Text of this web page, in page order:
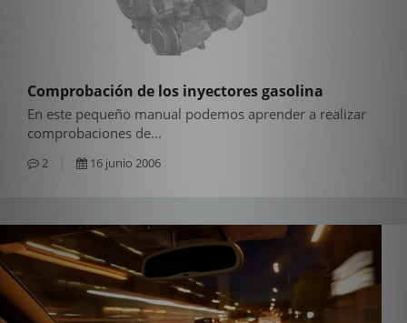
Comprobación de los inyectores gasolina
En este pequeño manual podemos aprender a realizar
comprobaciones de...
2 16 junio 2006